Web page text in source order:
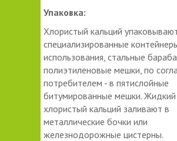
Упаковка:
Хлористый кальций
специализированные
использования, стальные
полиэтиленовые мешки, по
потребителем - в пятислойные
битумированные мешки. Жидкий
хлористый кальций заливают в
металлические бочки или
железнодорожные цистерны.